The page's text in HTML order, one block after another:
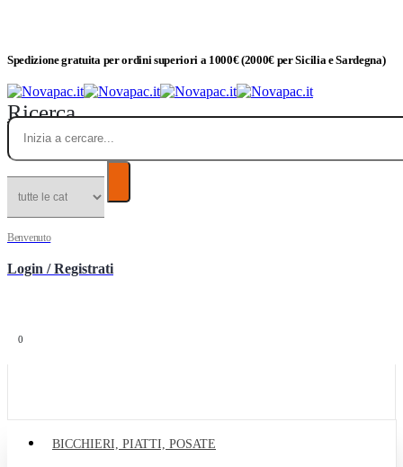
Spedizione gratuita per ordini superiori a 1000€ (2000€ per Sicilia e Sardegna)
Ricerca
Benvenuto
Login / Registrati
0
BICCHIERI, PIATTI, POSATE